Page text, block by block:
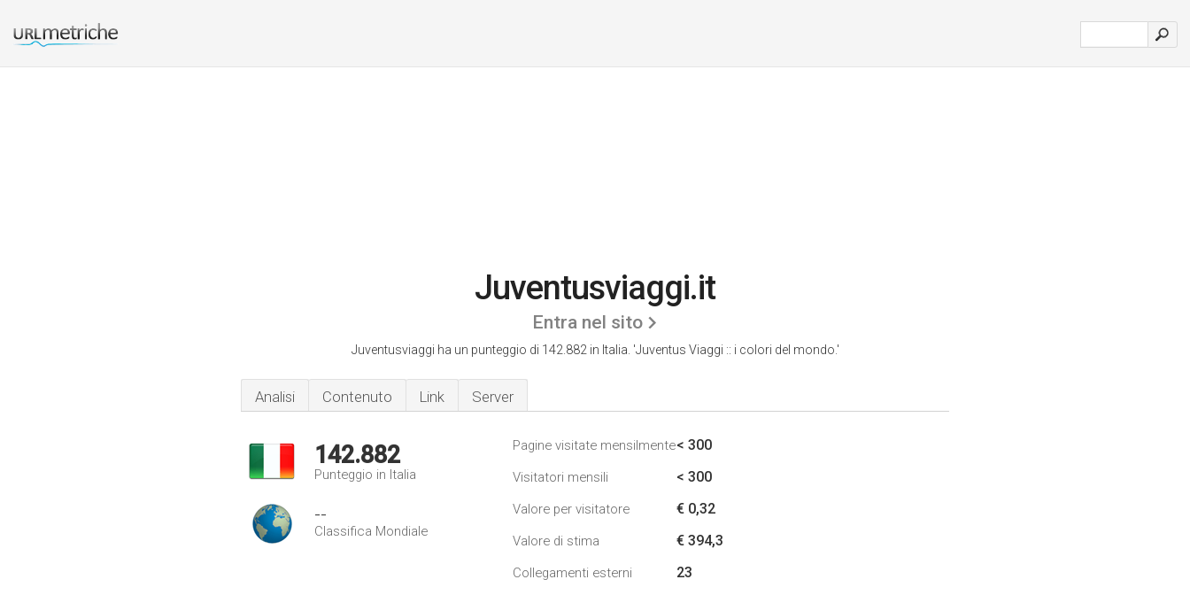
Juventusviaggi.it
Entra nel sito
Juventusviaggi ha un punteggio di 142.882 in Italia. 'Juventus Viaggi :: i colori del mondo.'
Analisi Contenuto Link Server
142.882
Punteggio in Italia
--
Classifica Mondiale
Pagine visitate mensilmente< 300
Visitatori mensili < 300
Valore per visitatore € 0,32
Valore di stima € 394,3
Collegamenti esterni 23